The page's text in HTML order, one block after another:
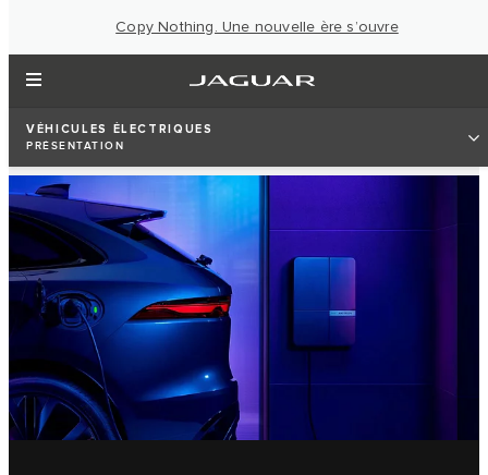
Copy Nothing. Une nouvelle ère s’ouvre
VÉHICULES ÉLECTRIQUES
PRÉSENTATION